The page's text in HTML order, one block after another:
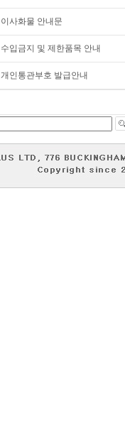
이사화물 안내문
수입금지 및 제한품목 안내
개인통관부호 발급안내